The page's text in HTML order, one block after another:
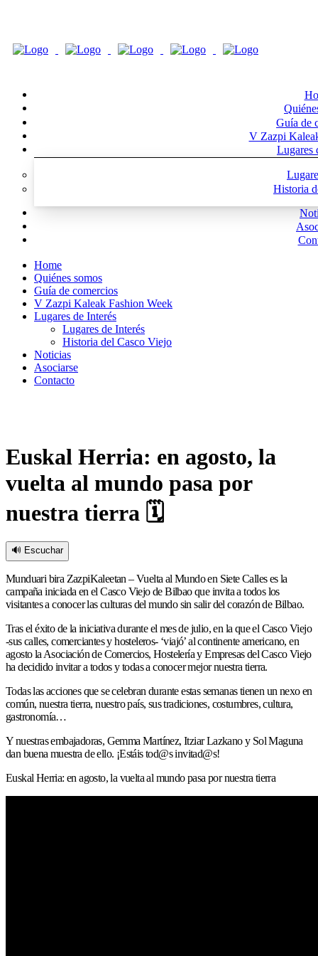
Guía de
V Zazpi
Lugares
Historia
Home
Quiénes somos
Guía de comercios
V Zazpi Kaleak Fashion Week
Lugares de Interés
Lugares de Interés
Historia del Casco Viejo
Noticias
Asociarse
Contacto
Euskal Herria: en agosto, la
vuelta al mundo pasa por
nuestra tierra 🗓
🔊 Escuchar
Munduari bira ZazpiKaleetan – Vuelta al Mundo en Siete Calles es la
campaña iniciada en el Casco Viejo de Bilbao que invita a todos los
visitantes a conocer las culturas del mundo sin salir del corazón de Bilbao.
Tras el éxito de la iniciativa durante el mes de julio, en la que el Casco Viejo
-sus calles, comerciantes y hosteleros- ‘viajó’ al continente americano, en
agosto la Asociación de Comercios, Hostelería y Empresas del Casco Viejo
ha decidido invitar a todos y todas a conocer mejor nuestra tierra.
Todas las acciones que se celebran durante estas semanas tienen un nexo en
común, nuestra tierra, nuestro país, sus tradiciones, costumbres, cultura,
gastronomía…
Y nuestras embajadoras, Gemma Martínez, Itziar Lazkano y Sol Maguna
dan buena muestra de ello. ¡Estáis tod@s invitad@s!
Euskal Herria: en agosto, la vuelta al mundo pasa por nuestra tierra